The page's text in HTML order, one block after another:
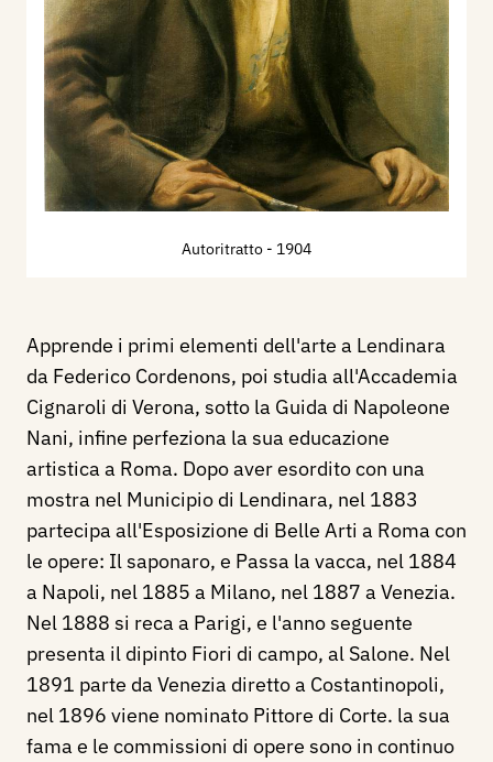
Autoritratto - 1904
Apprende i primi elementi dell'arte a Lendinara
da Federico Cordenons, poi studia all'Accademia
Cignaroli di Verona, sotto la Guida di Napoleone
Nani, infine perfeziona la sua educazione
artistica a Roma. Dopo aver esordito con una
mostra nel Municipio di Lendinara, nel 1883
partecipa all'Esposizione di Belle Arti a Roma con
le opere: Il saponaro, e Passa la vacca, nel 1884
a Napoli, nel 1885 a Milano, nel 1887 a Venezia.
Nel 1888 si reca a Parigi, e l'anno seguente
presenta il dipinto Fiori di campo, al Salone. Nel
1891 parte da Venezia diretto a Costantinopoli,
nel 1896 viene nominato Pittore di Corte. la sua
fama e le commissioni di opere sono in continuo